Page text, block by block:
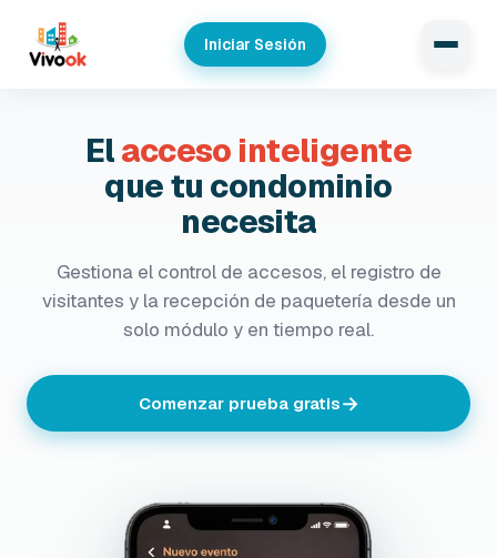
Iniciar Sesión
Elacceso inteligente
que tu condominio
necesita
Gestiona el control de accesos, el registro de
visitantes y la recepción de paquetería desde un
solo módulo y en tiempo real.
Comenzar prueba gratis→